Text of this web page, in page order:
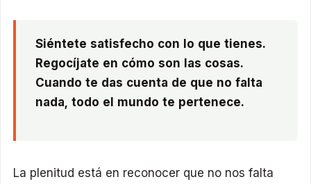
Siéntete satisfecho con lo que tienes.
Regocíjate en cómo son las cosas.
Cuando te das cuenta de que no falta
nada, todo el mundo te pertenece.
La plenitud está en reconocer que no nos falta